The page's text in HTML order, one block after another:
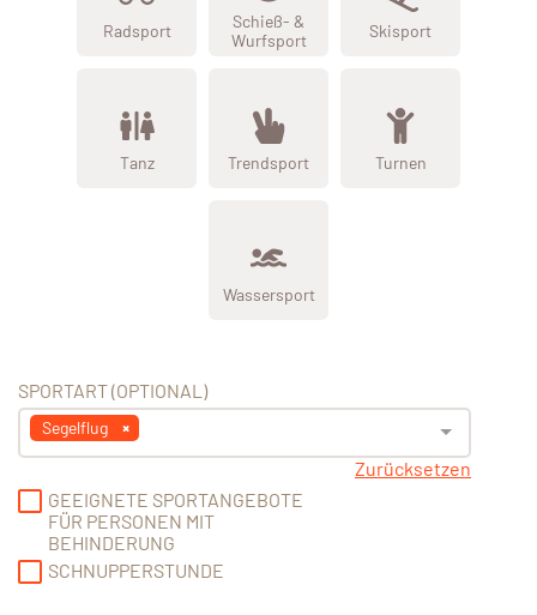
Radsport
Schieß- &
Wurfsport
Skisport
Tanz Trendsport Turnen
Wassersport
SPORTART (OPTIONAL)
Segelflug
Zurücksetzen
GEEIGNETE SPORTANGEBOTE
FÜR PERSONEN MIT
BEHINDERUNG
SCHNUPPERSTUNDE